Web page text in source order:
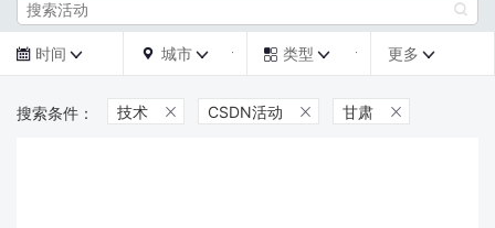

 时间   城市   类型  更多 
技术  CSDN活动  甘肃 